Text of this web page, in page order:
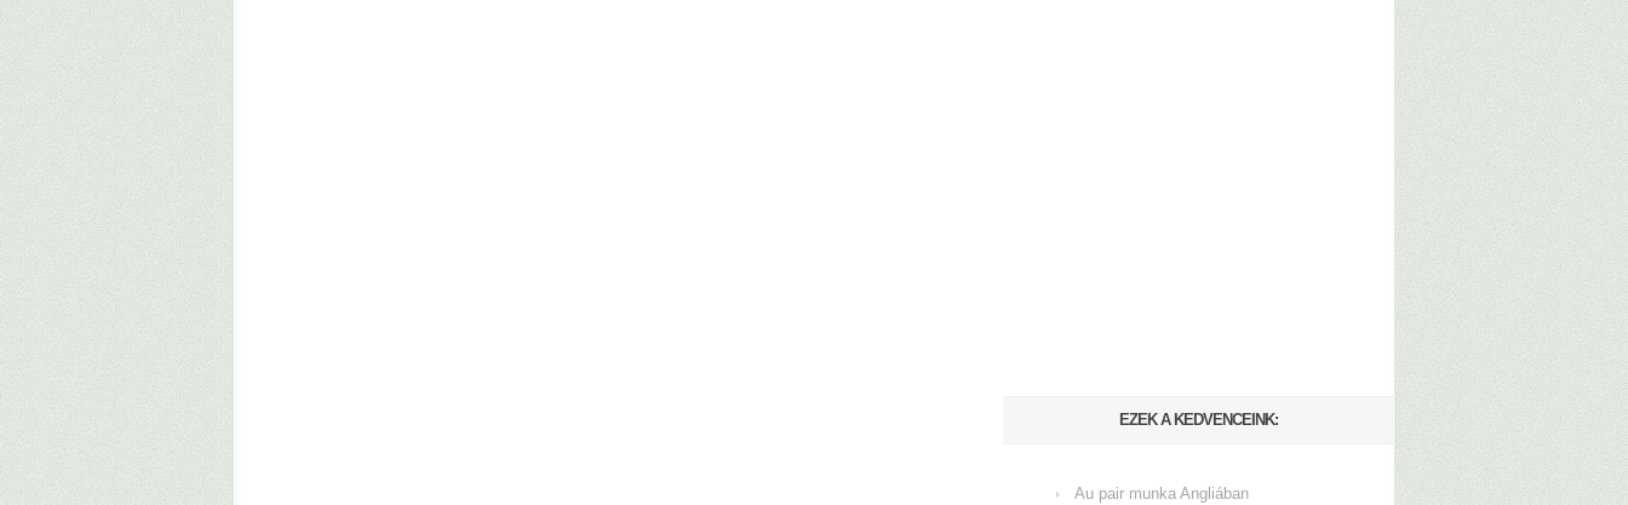
EZEK A KEDVENCEINK:
Au pair munka Angliában